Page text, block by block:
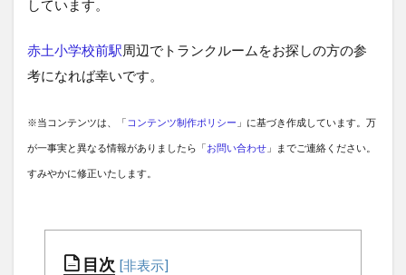
しています。
赤土小学校前駅周辺でトランクルームをお探しの方の参
考になれば幸いです。
※当コンテンツは、「 コンテンツ制作ポリシー 」に基づき作成しています。万
が一事実と異なる情報がありましたら「お問い合わせ 」までご連絡ください。
すみやかに修正いたします。
目次